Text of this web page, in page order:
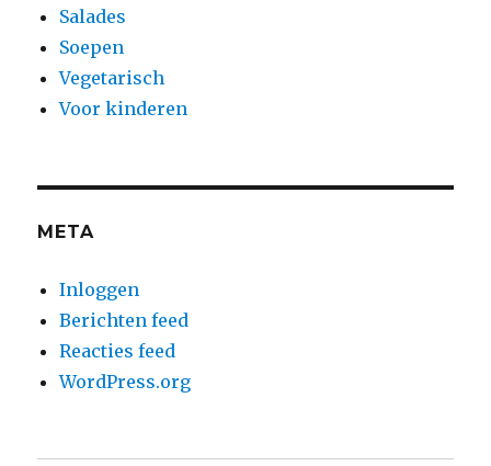
Salades
Soepen
Vegetarisch
Voor kinderen
META
Inloggen
Berichten feed
Reacties feed
WordPress.org